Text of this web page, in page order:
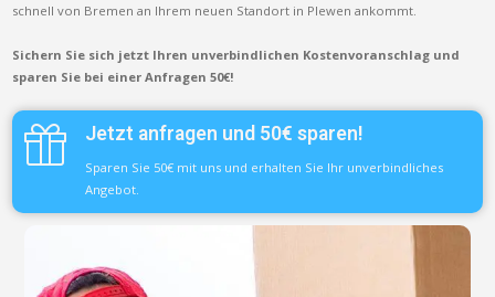
schnell von Bremen an Ihrem neuen Standort in Plewen ankommt.
Sichern Sie sich jetzt Ihren unverbindlichen Kostenvoranschlag und
sparen Sie bei einer Anfragen 50€!
Jetzt anfragen und 50€ sparen!
Sparen Sie 50€ mit uns und erhalten Sie Ihr unverbindliches
Angebot.